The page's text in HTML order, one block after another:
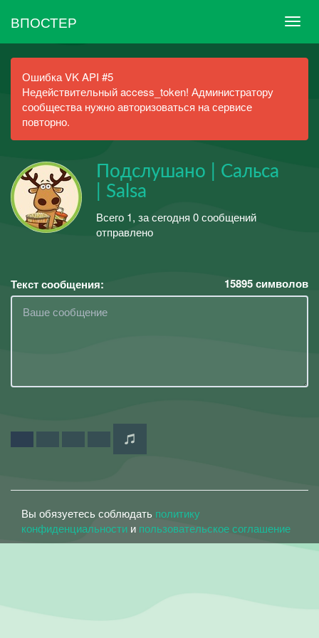
ВПОСТЕР
Ошибка VK API #5
Недействительный access_token! Администратору
сообщества нужно авторизоваться на сервисе
повторно.
Подслушано | Сальса
| Salsa
Всего 1, за сегодня 0 сообщений
отправлено
Текст сообщения: 15895символов
Вы обязуетесь соблюдать политику
конфиденциальности и пользовательское соглашение